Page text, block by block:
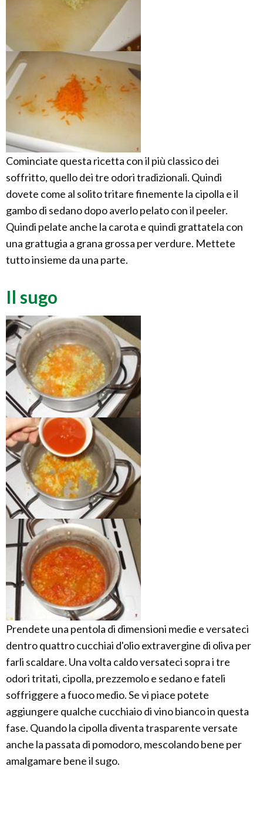
Cominciate questa ricetta con il più classico dei
soffritto, quello dei tre odori tradizionali. Quindi
dovete come al solito tritare finemente la cipolla e il
gambo di sedano dopo averlo pelato con il peeler.
Quindi pelate anche la carota e quindi grattatela con
una grattugia a grana grossa per verdure. Mettete
tutto insieme da una parte.
Il sugo
Prendete una pentola di dimensioni medie e versateci
dentro quattro cucchiai d'olio extravergine di oliva per
farli scaldare. Una volta caldo versateci sopra i tre
odori tritati, cipolla, prezzemolo e sedano e fateli
soffriggere a fuoco medio. Se vi piace potete
aggiungere qualche cucchiaio di vino bianco in questa
fase. Quando la cipolla diventa trasparente versate
anche la passata di pomodoro, mescolando bene per
amalgamare bene il sugo.